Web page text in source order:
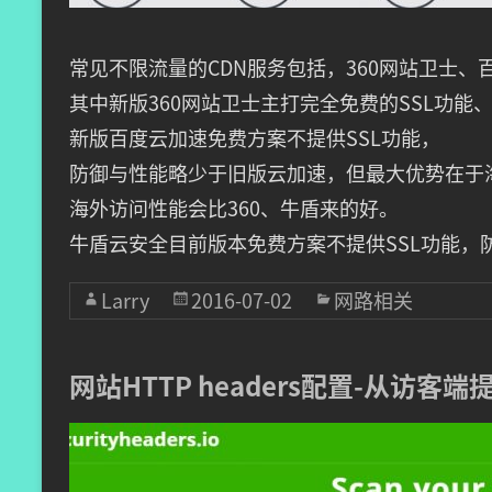
常见不限流量的CDN服务包括，360网站卫士、
其中新版360网站卫士主打完全免费的SSL功能
新版百度云加速免费方案不提供SSL功能，
防御与性能略少于旧版云加速，但最大优势在
海外访问性能会比360、牛盾来的好。
牛盾云安全目前版本免费方案不提供SSL功能，
Larry
2016-07-02 网路相关
网站HTTP headers配置-从访客端